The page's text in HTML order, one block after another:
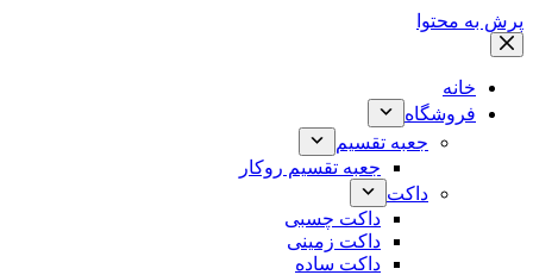
پرش به محتوا
خانه
فروشگاه
جعبه تقسیم
جعبه تقسیم روکار
داکت
داکت چسبی
داکت زمینی
داکت ساده